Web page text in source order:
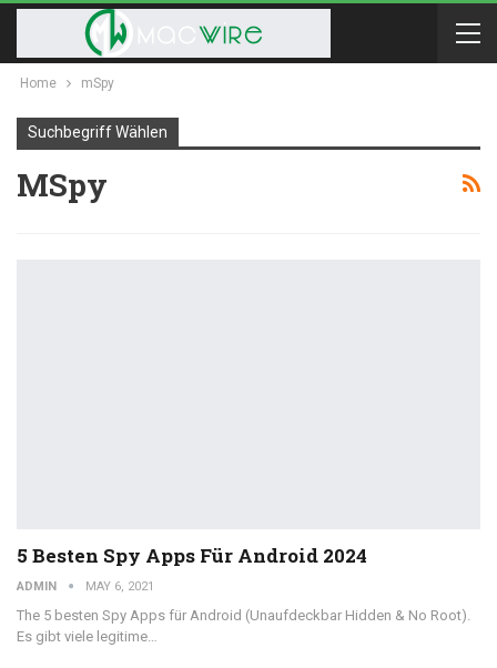
Home mSpy
Suchbegriff Wählen
MSpy
5 Besten Spy Apps Für Android 2024
ADMIN MAY 6, 2021
The 5 besten Spy Apps für Android (Unaufdeckbar Hidden & No Root).
Es gibt viele legitime…